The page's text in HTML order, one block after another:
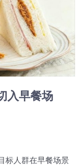
入早餐场
标人群在早餐场景